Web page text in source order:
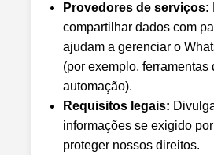
Provedores de serviços:
compartilhar dados com
ajudam a gerenciar o
(por exemplo, ferramentas
automação).
Requisitos legais:
informações se exigido
proteger nossos direitos.